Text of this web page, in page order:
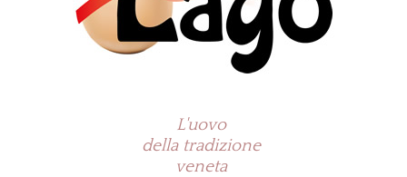
L'uovo
della tradizione
veneta